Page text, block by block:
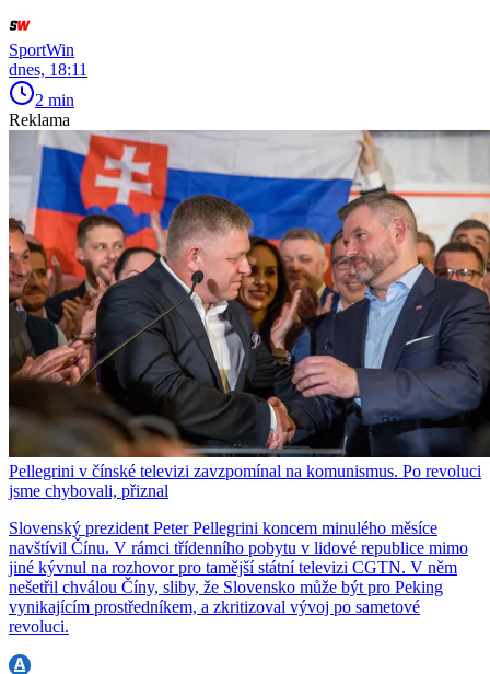
SportWin
dnes, 18:11
2 min
Reklama
Pellegrini v čínské televizi zavzpomínal na komunismus. Po revoluci
jsme chybovali, přiznal
Slovenský prezident Peter Pellegrini koncem minulého měsíce
navštívil Čínu. V rámci třídenního pobytu v lidové republice mimo
jiné kývnul na rozhovor pro tamější státní televizi CGTN. V něm
nešetřil chválou Číny, sliby, že Slovensko může být pro Peking
vynikajícím prostředníkem, a zkritizoval vývoj po sametové
revoluci.